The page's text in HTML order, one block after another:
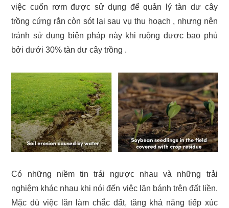
việc cuốn rơm được sử dụng để quản lý tàn dư cây
trồng cứng rắn còn sót lại sau vụ thu hoạch , nhưng nên
tránh sử dụng biện pháp này khi ruộng được bao phủ
bởi dưới 30% tàn dư cây trồng .
Có những niềm tin trái ngược nhau và những trải
nghiệm khác nhau khi nói đến việc lăn bánh trên đất liền.
Mặc dù việc lăn làm chắc đất, tăng khả năng tiếp xúc